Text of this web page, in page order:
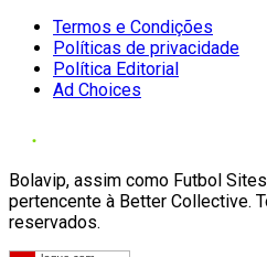
Termos e Condições
Políticas de privacidade
Política Editorial
Ad Choices
Bolavip, assim como Futbol
pertencente à Better Collective.
reservados.